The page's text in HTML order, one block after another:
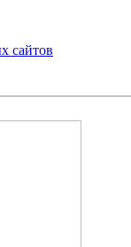
сайтов